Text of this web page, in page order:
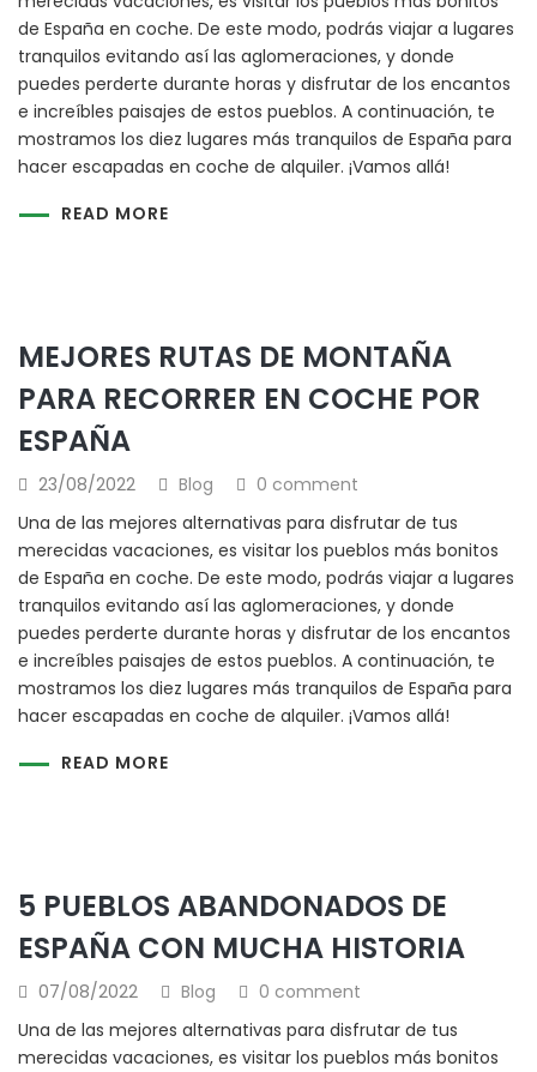
de España en coche. De este modo, podrás viajar a lugares
tranquilos evitando así las aglomeraciones, y donde
puedes perderte durante horas y disfrutar de los encantos
e increíbles paisajes de estos pueblos. A continuación, te
mostramos los diez lugares más tranquilos de España para
hacer escapadas en coche de alquiler. ¡Vamos allá!
READ MORE
MEJORES RUTAS DE MONTAÑA
PARA RECORRER EN COCHE POR
ESPAÑA
23/08/2022 Blog
0 comment
Una de las mejores alternativas para disfrutar de tus
merecidas vacaciones, es visitar los pueblos más bonitos
de España en coche. De este modo, podrás viajar a lugares
tranquilos evitando así las aglomeraciones, y donde
puedes perderte durante horas y disfrutar de los encantos
e increíbles paisajes de estos pueblos. A continuación, te
mostramos los diez lugares más tranquilos de España para
hacer escapadas en coche de alquiler. ¡Vamos allá!
READ MORE
5 PUEBLOS ABANDONADOS DE
ESPAÑA CON MUCHA HISTORIA
07/08/2022 Blog
0 comment
Una de las mejores alternativas para disfrutar de tus
merecidas vacaciones, es visitar los pueblos más bonitos